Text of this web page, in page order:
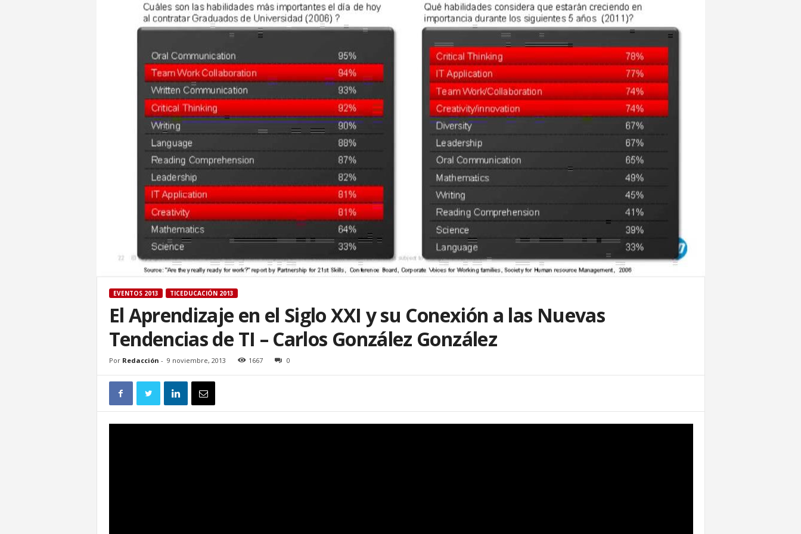
EVENTOS 2013 TICEDUCACIÓN 2013
El Aprendizaje en el Siglo XXI y su Conexión a las Nuevas
Tendencias de TI – Carlos González González
Por Redacción - 9 noviembre, 2013 1667 0